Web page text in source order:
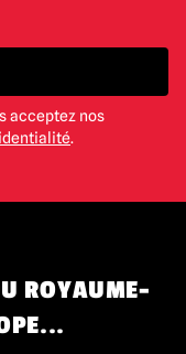
acceptez nos
.
ROYAUME-